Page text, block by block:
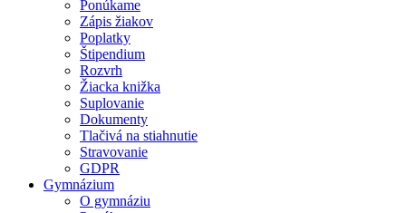
Ponúkame
Zápis žiakov
Poplatky
Štipendium
Rozvrh
Žiacka knižka
Suplovanie
Dokumenty
Tlačivá na stiahnutie
Stravovanie
GDPR
Gymnázium
O gymnáziu